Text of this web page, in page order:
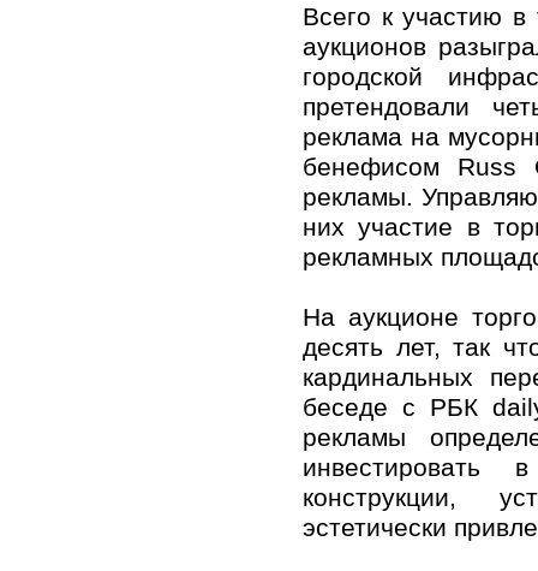
Всего к участию
аукционов
городской
претендовали
реклама на
бенефисом Russ
рекламы.
них участие в
рекламных
На аукционе
десять лет, так
кардинальных
беседе с РБК
рекламы
инвестировать
конструкции,
эстетически